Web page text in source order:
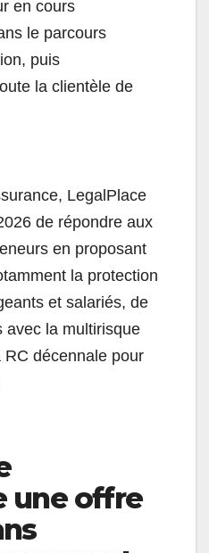
en cours
le parcours
puis
la clientèle de
LegalPlace
de répondre aux
en proposant
la protection
et salariés, de
avec la multirisque
décennale pour
une offre